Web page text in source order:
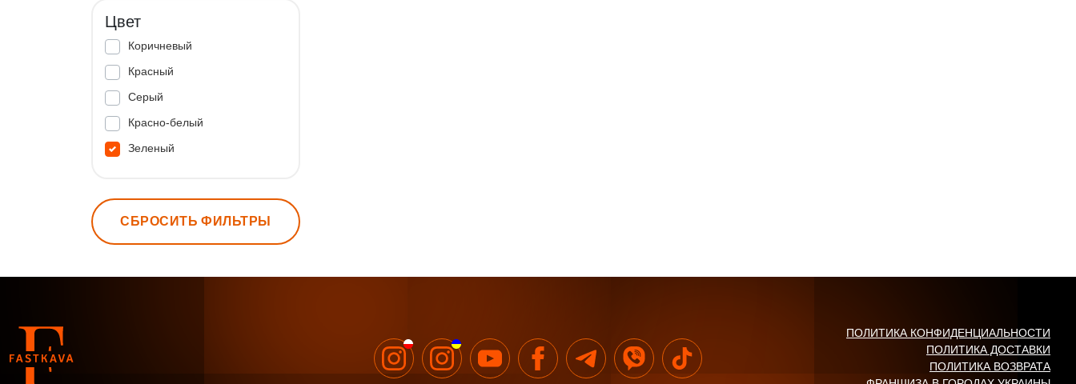
Цвет
Коричневый
Красный
Серый
Красно-белый
Зеленый
СБРОСИТЬ ФИЛЬТРЫ
ПОЛИТИКА КОНФИДЕНЦИАЛЬНОСТИ
ПОЛИТИКА ДОСТАВКИ
ПОЛИТИКА ВОЗВРАТА